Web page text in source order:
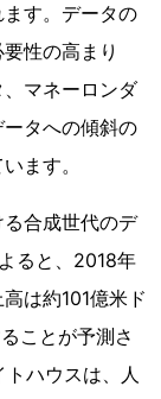
す。データの
性の高まり
マネーロンダ
タへの傾斜の
ます。
合成世代のデ
ると、2018年
は約101億米ド
ことが予測さ
ハウスは、人